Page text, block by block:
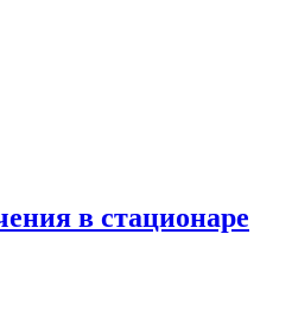
в стационаре